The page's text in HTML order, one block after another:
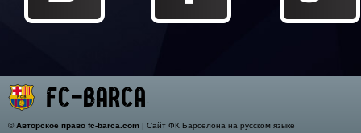
©Авторское право fc-barca.com| Сайт ФК Барселона на русском языке